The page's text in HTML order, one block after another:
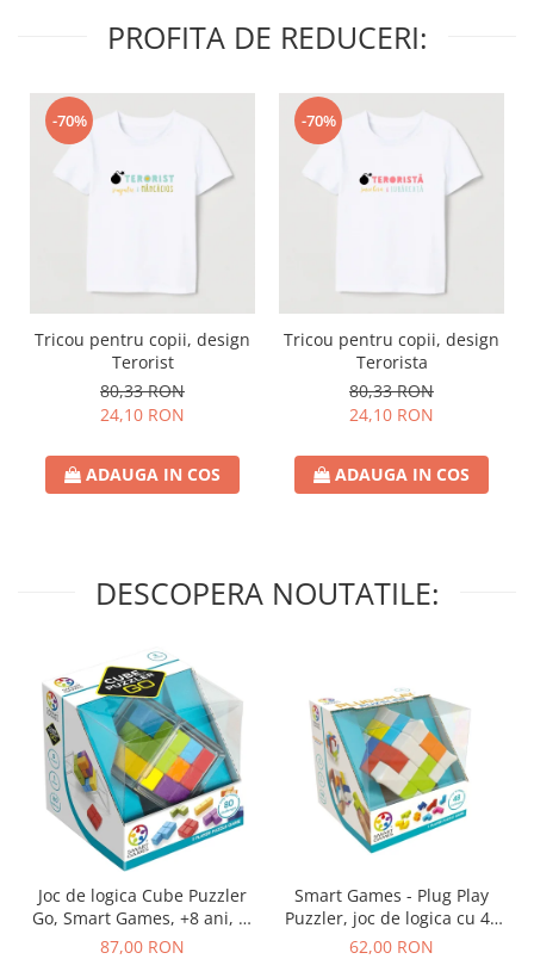
PROFITA DE REDUCERI:
-70%
Tricou pentru copii, design
Terorist
80,33 RON
24,10 RON
ADAUGA IN COS
-70%
Tricou pentru copii, design
Terorista
80,33 RON
24,10 RON
ADAUGA IN COS
DESCOPERA NOUTATILE:
Joc de logica Cube Puzzler
Go, Smart Games, +8 ani, lb
romana
87,00 RON
Smart Games - Plug Play
Puzzler, joc de logica cu 48
de provocari, 6+ ani, lb
62,00 RON